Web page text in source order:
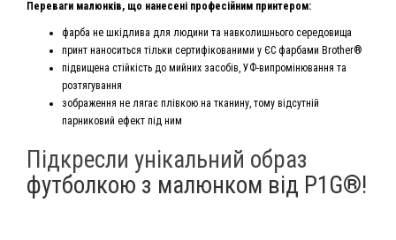
Переваги малюнків, що нанесені професійним принтером:
фарба не шкідлива для людини та навколишнього середовища
принт наноситься тільки сертифікованими у ЄС фарбами Brother®
підвищена стійкість до мийних засобів, УФ-випромінювання та
розтягування
зображення не лягає плівкою на тканину, тому відсутній
парниковий ефект під ним
Підкресли унікальний образ
футболкою з малюнком від P1G®!